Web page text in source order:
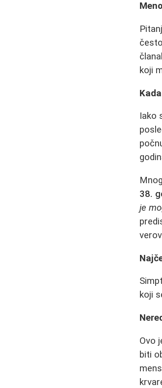
koji
Iako
38.
je
koji
Ovo
biti